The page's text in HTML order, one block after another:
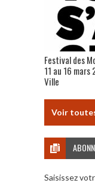
Festival des
11 au 16
Ville
Voir
Saisissez